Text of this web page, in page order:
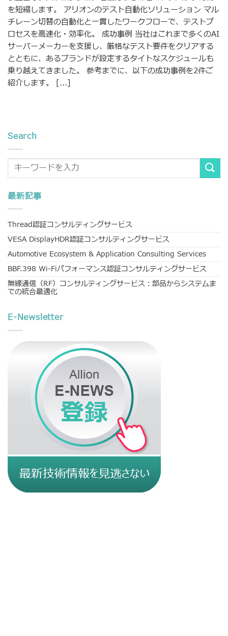
を短縮します。 アリオンのテスト自動化ソリューション マル
チレーン切替の自動化と一貫したワークフローで、テストプ
ロセスを高速化・効率化。 成功事例 当社はこれまで多くのAI
サーバーメーカーを支援し、厳格なテスト要件をクリアする
とともに、あるブランドが設定するタイトなスケジュールも
乗り越えてきました。 参考までに、以下の成功事例を2件ご
紹介します。 [...]
Search
最新記事
Thread認証コンサルティングサービス
VESA DisplayHDR認証コンサルティングサービス
Automotive Ecosystem & Application Consulting Services
BBF.398 Wi-Fiパフォーマンス認証コンサルティングサービス
無線通信（RF）コンサルティングサービス：部品からシステムま
での統合最適化
E-Newsletter